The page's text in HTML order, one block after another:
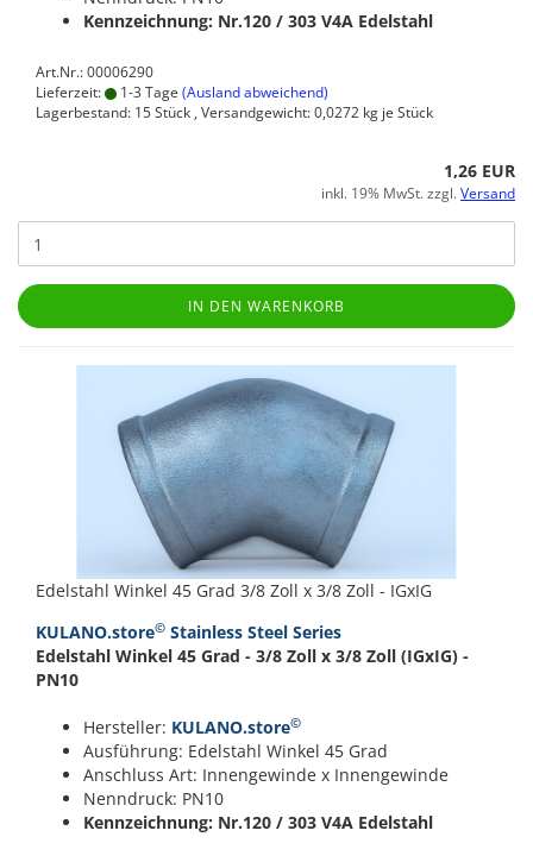
Kennzeichnung: Nr.120 / 303 V4A Edelstahl
Art.Nr.: 00006290
Lieferzeit:
1-3 Tage (Ausland abweichend)
Lagerbestand: 15 Stück , Versandgewicht:0,0272 kg je Stück
1,26 EUR
inkl. 19% MwSt. zzgl.Versand
IN DEN WARENKORB
Edelstahl Winkel 45 Grad 3/8 Zoll x 3/8 Zoll - IGxIG
KULANO.store© Stainless Steel Series
Edelstahl Winkel 45 Grad - 3/8 Zoll x 3/8 Zoll (IGxIG) -
PN10
Hersteller: KULANO.store©
Ausführung: Edelstahl Winkel 45 Grad
Anschluss Art: Innengewinde x Innengewinde
Nenndruck: PN10
Kennzeichnung: Nr.120 / 303 V4A Edelstahl